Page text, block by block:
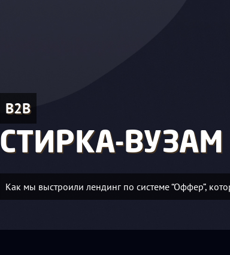
B2B
СТИРКА-ВУЗАМ
Как мы выстроили лендинг по системе “Оффер”,